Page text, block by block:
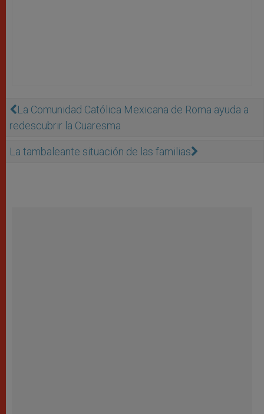
La Comunidad Católica Mexicana de Roma ayuda a
redescubrir la Cuaresma
La tambaleante situación de las familias